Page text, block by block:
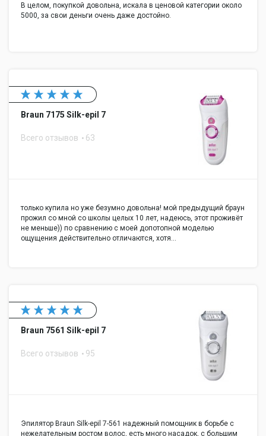
В целом, покупкой довольна, искала в ценовой категории около
5000, за свои деньги очень даже достойно.
Braun 7175 Silk-epil 7
Всего отзывов 63
только купила но уже безумно довольна! мой предыдущий браун
прожил со мной со школы целых 10 лет, надеюсь, этот проживёт
не меньше)) по сравнению с моей допотопной моделью
ощущения действительно отличаются, хотя…
Braun 7561 Silk-epil 7
Всего отзывов 95
Эпилятор Braun Silk-epil 7-561 надежный помощник в борьбе с
нежелательным ростом волос, есть много насадок, с большим